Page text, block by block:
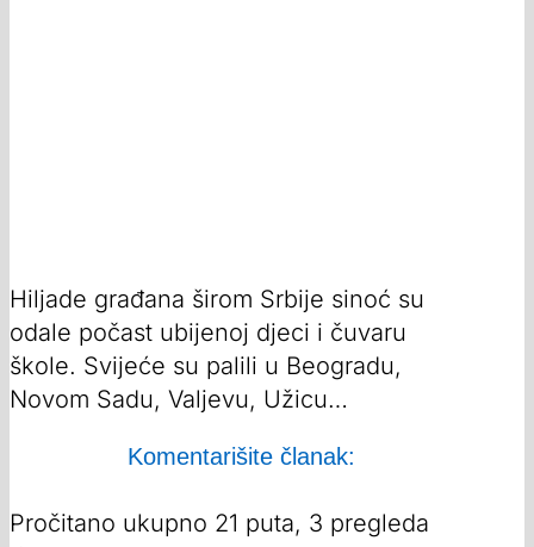
Hiljade građana širom Srbije sinoć su
odale počast ubijenoj djeci i čuvaru
škole. Svijeće su palili u Beogradu,
Novom Sadu, Valjevu, Užicu…
Komentarišite članak:
Pročitano ukupno 21 puta, 3 pregleda